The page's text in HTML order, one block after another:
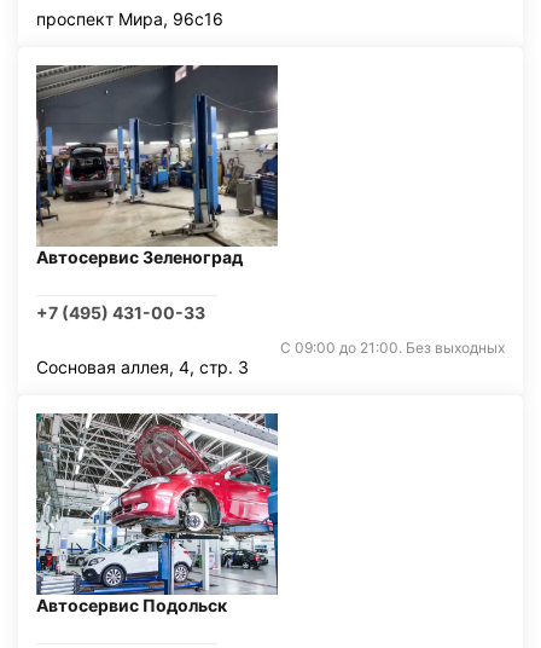
проспект Мира, 96с16
Автосервис Зеленоград
+7 (495) 431-00-33
С 09:00 до 21:00. Без выходных
Сосновая аллея, 4, стр. 3
Автосервис Подольск